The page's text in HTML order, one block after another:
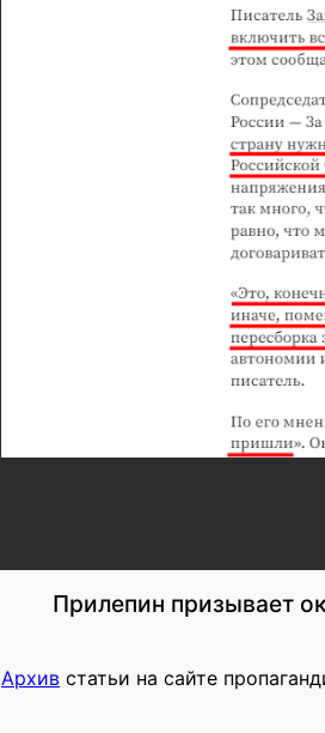
Прилепин призывает
Архив статьи на сайте